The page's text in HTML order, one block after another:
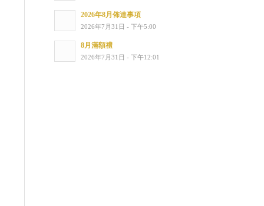
2026年8月佈達事項
2026年7月31日 - 下午5:00
8月滿額禮
2026年7月31日 - 下午12:01